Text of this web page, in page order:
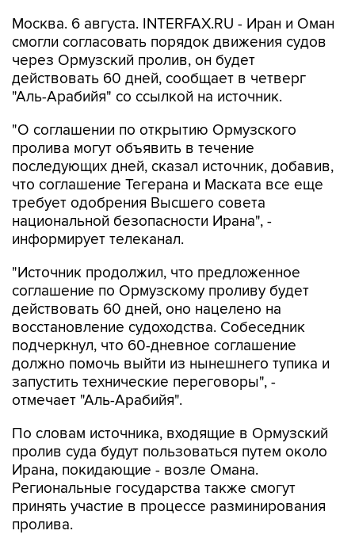
Москва. 6 августа. INTERFAX.RU - Иран и Оман
смогли согласовать порядок движения судов
через Ормузский пролив, он будет
действовать 60 дней, сообщает в четверг
"Аль-Арабийя" со ссылкой на источник.
"О соглашении по открытию Ормузского
пролива могут объявить в течение
последующих дней, сказал источник, добавив,
что соглашение Тегерана и Маската все еще
требует одобрения Высшего совета
национальной безопасности Ирана", -
информирует телеканал.
"Источник продолжил, что предложенное
соглашение по Ормузскому проливу будет
действовать 60 дней, оно нацелено на
восстановление судоходства. Собеседник
подчеркнул, что 60-дневное соглашение
должно помочь выйти из нынешнего тупика и
запустить технические переговоры", -
отмечает "Аль-Арабийя".
По словам источника, входящие в Ормузский
пролив суда будут пользоваться путем около
Ирана, покидающие - возле Омана.
Региональные государства также смогут
принять участие в процессе разминирования
пролива.